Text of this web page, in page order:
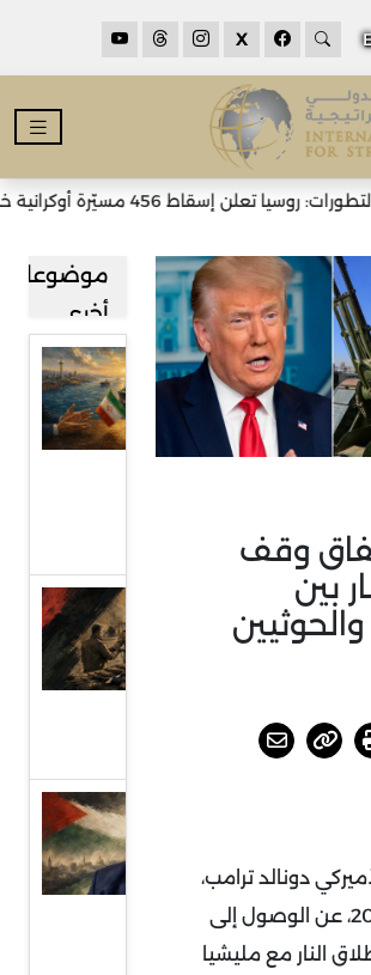
X
456 مسيّرة أوكرانية خلال الليل وسقوط قتلى
وقف
بين
دونالد ترامب،
في 6 مايو 2025، عن الوصول إلى
النار مع مليشيا
موضوعات
أخرى
مضيق
هرمز بين
طهران
بين
الحية
رئيسا
للمكتب